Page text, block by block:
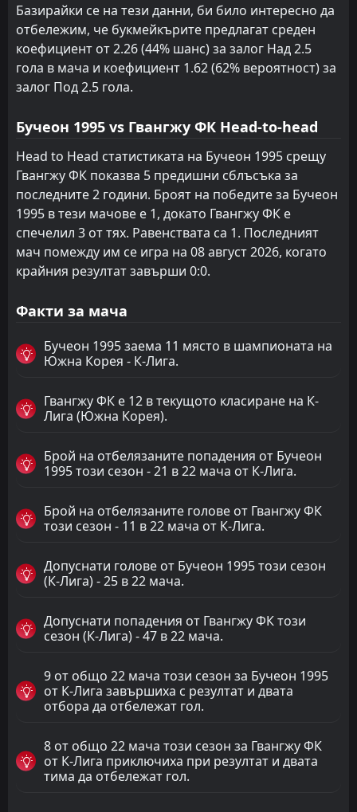
Базирайки се на тези данни, би било интересно да
отбележим, че букмейкърите предлагат среден
коефициент от 2.26 (44% шанс) за залог Над 2.5
гола в мача и коефициент 1.62 (62% вероятност) за
залог Под 2.5 гола.
Бучеон 1995 vs Гвангжу ФК Head-to-head
Head to Head статистиката на Бучеон 1995 срещу
Гвангжу ФК показва 5 предишни сблъсъка за
последните 2 години. Броят на победите за Бучеон
1995 в тези мачове е 1, докато Гвангжу ФК е
спечелил 3 от тях. Равенствата са 1. Последният
мач помежду им се игра на 08 август 2026, когато
крайния резултат завърши 0:0.
Факти за мача
Бучеон 1995 заема 11 място в шампионата на
Южна Корея - К-Лига.
Гвангжу ФК е 12 в текущото класиране на К-
Лига (Южна Корея).
Брой на отбелязаните попадения от Бучеон
1995 този сезон - 21 в 22 мача от К-Лига.
Брой на отбелязаните голове от Гвангжу ФК
този сезон - 11 в 22 мача от К-Лига.
Допуснати голове от Бучеон 1995 този сезон
(К-Лига) - 25 в 22 мача.
Допуснати попадения от Гвангжу ФК този
сезон (К-Лига) - 47 в 22 мача.
9 от общо 22 мача този сезон за Бучеон 1995
от К-Лига завършиха с резултат и двата
отбора да отбележат гол.
8 от общо 22 мача този сезон за Гвангжу ФК
от К-Лига приключиха при резултат и двата
тима да отбележат гол.